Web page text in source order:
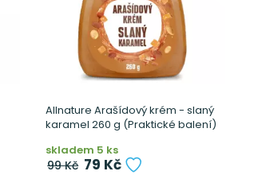
Allnature Arašídový krém - slaný
karamel 260 g (Praktické balení)
skladem 5 ks
99 Kč 79 Kč